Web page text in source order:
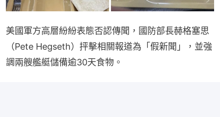
美國軍方高層紛紛表態否認傳聞，國防部長赫格塞思
（Pete Hegseth）抨擊相關報道為「假新聞」，並強
調兩艘艦艇儲備逾30天食物。